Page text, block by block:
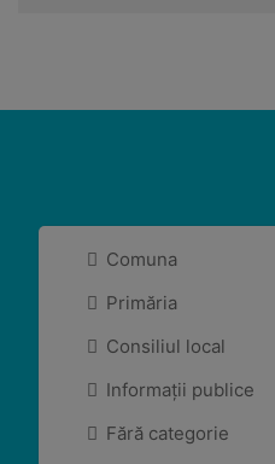
Comuna
Primăria
Consiliul local
Informații publice
Fără categorie